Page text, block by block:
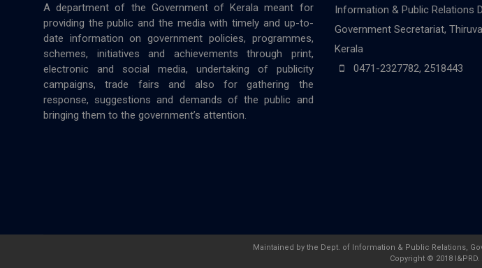
A department of the Government of Kerala meant for
providing the public and the media with timely and up-to-
date information on government policies, programmes,
schemes, initiatives and achievements through print,
electronic and social media, undertaking of publicity
campaigns, trade fairs and also for gathering the
response, suggestions and demands of the public and
bringing them to the government’s attention.
Information & Public Relations
Government Secretariat,
Kerala
0471-2327782, 2518443
Maintained by the Dept. of Information & Public Relations,
Copyright © 2018